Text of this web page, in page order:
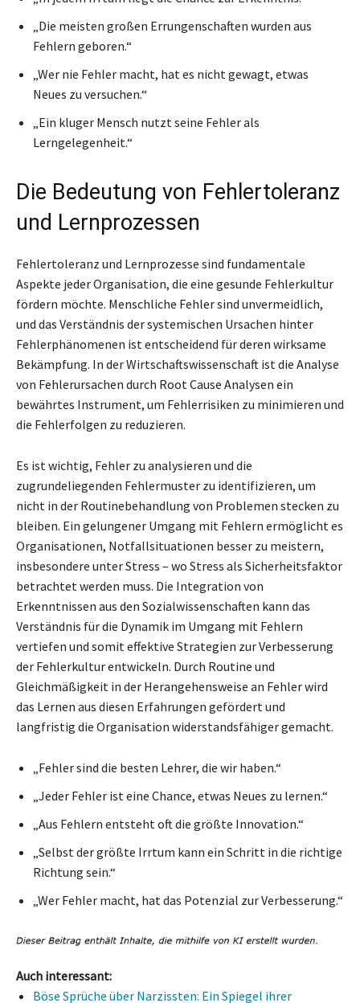
„Die meisten großen Errungenschaften wurden aus
Fehlern geboren.“
„Wer nie Fehler macht, hat es nicht gewagt, etwas
Neues zu versuchen.“
„Ein kluger Mensch nutzt seine Fehler als
Lerngelegenheit.“
Die Bedeutung von Fehlertoleranz
und Lernprozessen
Fehlertoleranz und Lernprozesse sind fundamentale
Aspekte jeder Organisation, die eine gesunde Fehlerkultur
fördern möchte. Menschliche Fehler sind unvermeidlich,
und das Verständnis der systemischen Ursachen hinter
Fehlerphänomenen ist entscheidend für deren wirksame
Bekämpfung. In der Wirtschaftswissenschaft ist die Analyse
von Fehlerursachen durch Root Cause Analysen ein
bewährtes Instrument, um Fehlerrisiken zu minimieren und
die Fehlerfolgen zu reduzieren.
Es ist wichtig, Fehler zu analysieren und die
zugrundeliegenden Fehlermuster zu identifizieren, um
nicht in der Routinebehandlung von Problemen stecken zu
bleiben. Ein gelungener Umgang mit Fehlern ermöglicht es
Organisationen, Notfallsituationen besser zu meistern,
insbesondere unter Stress – wo Stress als Sicherheitsfaktor
betrachtet werden muss. Die Integration von
Erkenntnissen aus den Sozialwissenschaften kann das
Verständnis für die Dynamik im Umgang mit Fehlern
vertiefen und somit effektive Strategien zur Verbesserung
der Fehlerkultur entwickeln. Durch Routine und
Gleichmäßigkeit in der Herangehensweise an Fehler wird
das Lernen aus diesen Erfahrungen gefördert und
langfristig die Organisation widerstandsfähiger gemacht.
„Fehler sind die besten Lehrer, die wir haben.“
„Jeder Fehler ist eine Chance, etwas Neues zu lernen.“
„Aus Fehlern entsteht oft die größte Innovation.“
„Selbst der größte Irrtum kann ein Schritt in die richtige
Richtung sein.“
„Wer Fehler macht, hat das Potenzial zur Verbesserung.“
Auch interessant:
Böse Sprüche über Narzissten: Ein Spiegel ihrer